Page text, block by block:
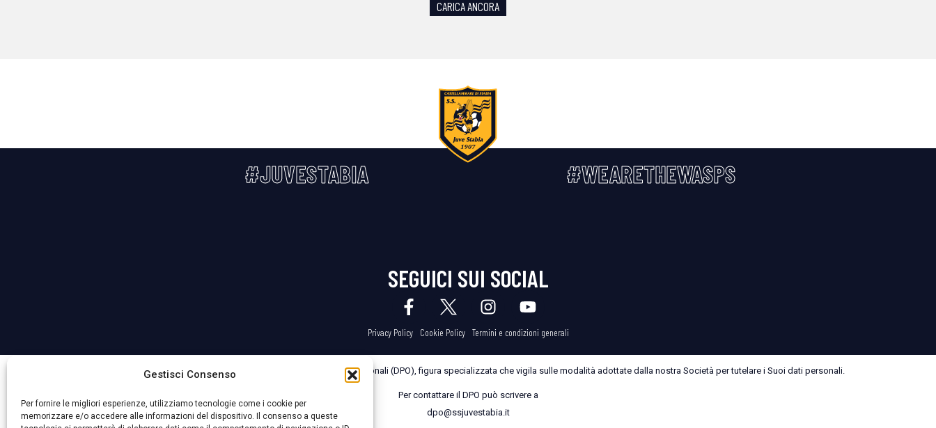
Gestisci Consenso
Per fornire le migliori esperienze, utilizziamo tecnologie come i cookie per
memorizzare e/o accedere alle informazioni del dispositivo. Il consenso a queste
CARICA ANCORA
#JUVESTABIA #WEARETHEWASPS
SEGUICI SUI SOCIAL
Privacy Policy Cookie Policy Termini e condizioni generali
La Società ha nominato il Responsabile della Protezione dei Dati Personali (DPO), figura specializzata che vigila sulle modalità adottate dalla nostra Società per tutelare i Suoi dati personali.
Per contattare il DPO può scrivere a
dpo@ssjuvestabia.it